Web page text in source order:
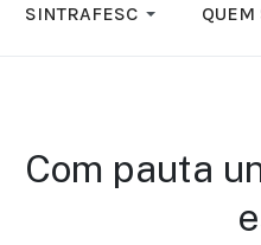
SINTRAFESC QUEM
Com pauta